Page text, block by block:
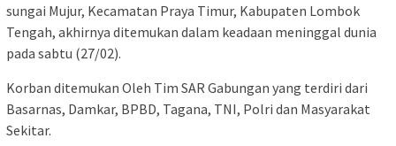
sungai Mujur, Kecamatan Praya Timur, Kabupaten Lombok
Tengah, akhirnya ditemukan dalam keadaan meninggal dunia
pada sabtu (27/02).
Korban ditemukan Oleh Tim SAR Gabungan yang terdiri dari
Basarnas, Damkar, BPBD, Tagana, TNI, Polri dan Masyarakat
Sekitar.